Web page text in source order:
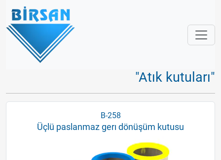
"Atık kutuları"
B-258
Üçlü paslanmaz gerı dönüşüm kutusu